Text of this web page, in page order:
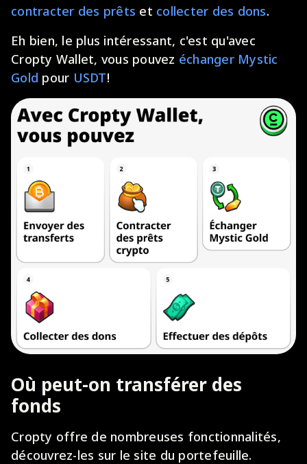
contracter des prêts et collecter des dons.
Eh bien, le plus intéressant, c'est qu'avec
Cropty Wallet, vous pouvez échanger Mystic
Gold pour USDT!
Où peut-on transférer des
fonds
Cropty offre de nombreuses fonctionnalités,
découvrez-les sur le site du portefeuille.